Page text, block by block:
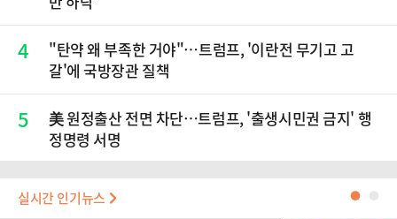
4
"탄약 왜 부족한 거야"…트럼프, '이란전 무기고 고
갈'에 국방장관 질책
5
美 원정출산 전면 차단…트럼프, '출생시민권 금지' 행
정명령 서명
실시간 인기뉴스 ●